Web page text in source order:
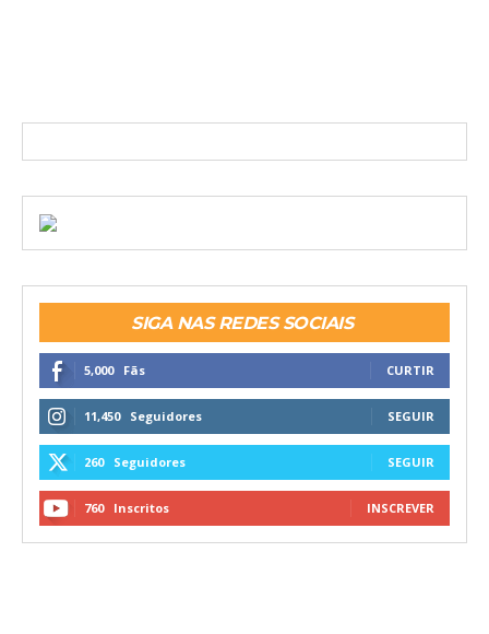
SIGA NAS REDES SOCIAIS
5,000 Fãs CURTIR
11,450 Seguidores SEGUIR
260 Seguidores SEGUIR
760 Inscritos INSCREVER